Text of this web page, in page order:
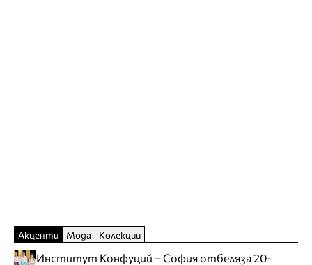
Акценти Мода Колекции
Институт Конфуций – София отбеляза 20-